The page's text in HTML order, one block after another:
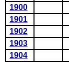
1900
1901
1902
1903
1904